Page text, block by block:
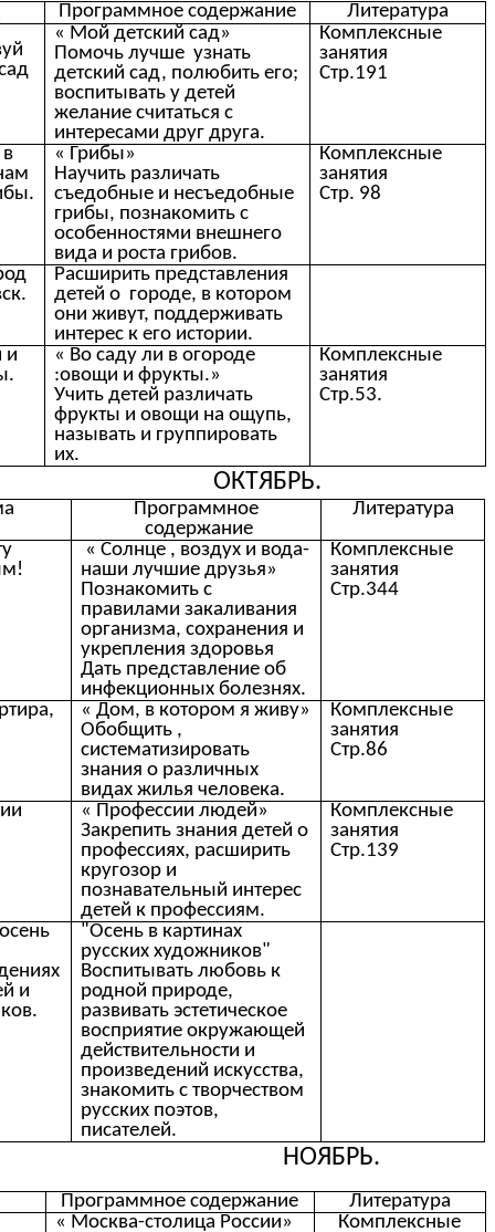
Программное содержание
Литература
« Мой детский сад»
Помочь лучше узнать
детский сад, полюбить его;
воспитывать у детей
желание считаться с
интересами друг друга.
Комплексные
занятия
Стр.191
« Грибы»
Научить различать
съедобные и несъедобные
грибы, познакомить с
особенностями внешнего
вида и роста грибов.
Комплексные
занятия
Стр. 98
Расширить представления
детей о городе, в котором
они живут, поддерживать
интерес к его истории.
и
« Во саду ли в огороде
:овощи и фрукты.»
Учить детей различать
фрукты и овощи на ощупь,
называть и группировать
их.
Комплексные
занятия
Стр.53.
ОКТЯБРЬ.
Программное
содержание
Литература
« Солнце , воздух и вода-
наши лучшие друзья»
Познакомить с
правилами закаливания
организма, сохранения и
укрепления здоровья
Дать представление об
инфекционных болезнях.
Комплексные
занятия
Стр.344
« Дом, в котором я живу»
Обобщить ,
систематизировать
знания о различных
видах жилья человека.
Комплексные
занятия
Стр.86
« Профессии людей»
Закрепить знания детей о
профессиях, расширить
кругозор и
познавательный интерес
детей к профессиям.
Комплексные
занятия
Стр.139
и
"Осень в картинах
русских художников"
Воспитывать любовь к
родной природе,
развивать эстетическое
восприятие окружающей
действительности и
произведений искусства,
знакомить с творчеством
русских поэтов,
писателей.
НОЯБРЬ.
Программное содержание
Литература
« Москва-столица России»
Комплексные